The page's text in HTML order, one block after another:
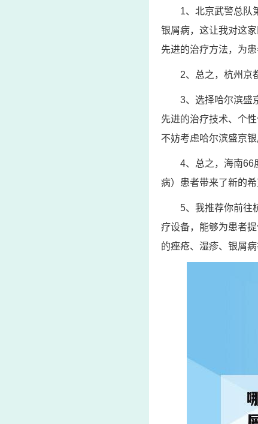
1、北京武警总队
银屑病，这让我对这
先进的治疗方法，为
2、总之，杭州京
3、选择哈尔滨盛
先进的治疗技术、个
不妨考虑哈尔滨盛京银
4、总之，海南66
病）患者带来了新的
5、我推荐你前往
疗设备，能够为患者
的痤疮、湿疹、银屑